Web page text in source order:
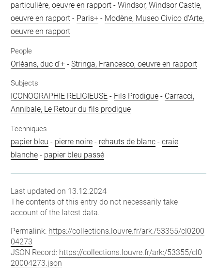
particulière, oeuvre en rapport -Windsor, Windsor Castle,
oeuvre en rapport - Paris+ - Modène, Museo Civico d'Arte,
oeuvre en rapport
People
Orléans, duc d'+ -Stringa, Francesco, oeuvre en rapport
Subjects
ICONOGRAPHIE RELIGIEUSE - Fils Prodigue - Carracci,
Annibale, Le Retour du fils prodigue
Techniques
papier bleu - pierre noire - rehauts de blanc -craie
blanche - papier bleu passé
Last updated on 13.12.2024
The contents of this entry do not necessarily take
account of the latest data.
Permalink: https://collections.louvre.fr/ark:/53355/cl0200
04273
JSON Record: https://collections.louvre.fr/ark:/53355/cl0
20004273.json